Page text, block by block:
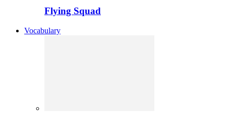
Flying Squad
Vocabulary